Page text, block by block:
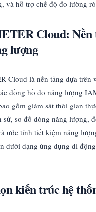
và hỗ trợ chế độ đo lường
Cloud: Nền
lượng
Cloud là nền tảng dựa trên
đồng hồ đo năng lượng
gồm giám sát thời gian
sử, sơ đồ dòng năng lượng,
ước tính tiết kiệm năng
dưới dạng ứng dụng di
kiến trúc hệ